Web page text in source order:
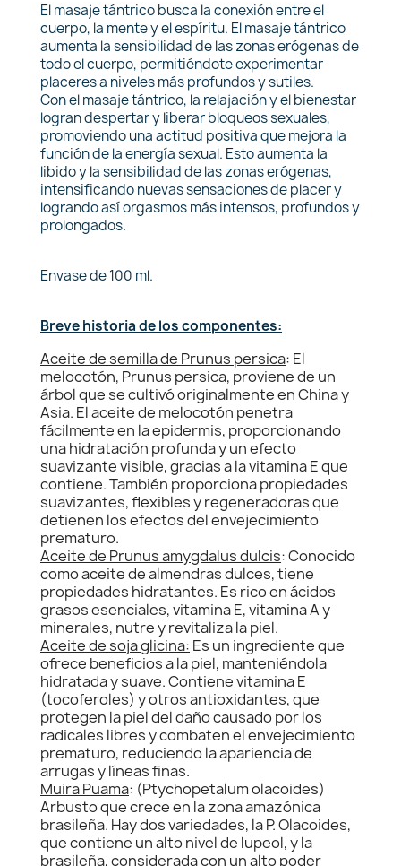
El masaje tántrico busca la conexión entre el
cuerpo, la mente y el espíritu. El masaje tántrico
aumenta la sensibilidad de las zonas erógenas de
todo el cuerpo, permitiéndote experimentar
placeres a niveles más profundos y sutiles.
Con el masaje tántrico, la relajación y el bienestar
logran despertar y liberar bloqueos sexuales,
promoviendo una actitud positiva que mejora la
función de la energía sexual. Esto aumenta la
libido y la sensibilidad de las zonas erógenas,
intensificando nuevas sensaciones de placer y
logrando así orgasmos más intensos, profundos y
prolongados.
Envase de 100 ml.
Breve historia de los componentes:
Aceite de semilla de Prunus persica: El
melocotón, Prunus persica, proviene de un
árbol que se cultivó originalmente en China y
Asia. El aceite de melocotón penetra
fácilmente en la epidermis, proporcionando
una hidratación profunda y un efecto
suavizante visible, gracias a la vitamina E que
contiene. También proporciona propiedades
suavizantes, flexibles y regeneradoras que
detienen los efectos del envejecimiento
prematuro.
Aceite de Prunus amygdalus dulcis: Conocido
como aceite de almendras dulces, tiene
propiedades hidratantes. Es rico en ácidos
grasos esenciales, vitamina E, vitamina A y
minerales, nutre y revitaliza la piel.
Aceite de soja glicina: Es un ingrediente que
ofrece beneficios a la piel, manteniéndola
hidratada y suave. Contiene vitamina E
(tocoferoles) y otros antioxidantes, que
protegen la piel del daño causado por los
radicales libres y combaten el envejecimiento
prematuro, reduciendo la apariencia de
arrugas y líneas finas.
Muira Puama: (Ptychopetalum olacoides)
Arbusto que crece en la zona amazónica
brasileña. Hay dos variedades, la P. Olacoides,
que contiene un alto nivel de lupeol, y la
brasileña, considerada con un alto poder